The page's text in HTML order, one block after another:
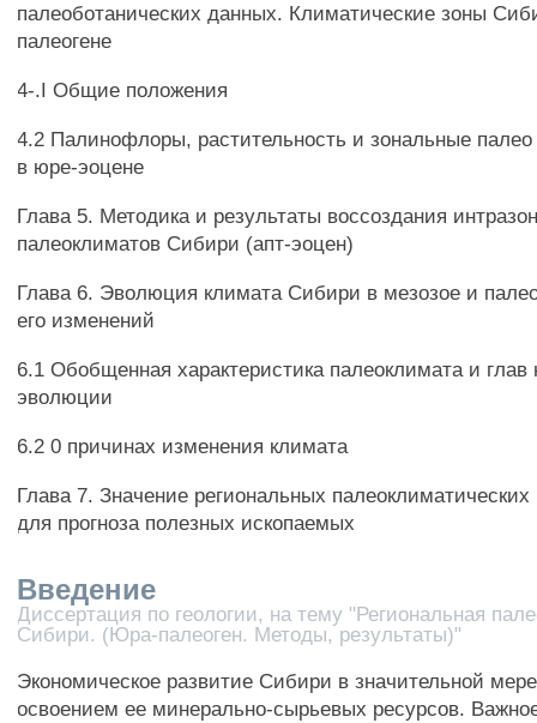
палеоботанических данных. Климатические зоны
палеогене
4-.I Общие положения
4.2 Палинофлоры, растительность и зональные
в юре-эоцене
Глава 5. Методика и результаты воссоздания
палеоклиматов Сибири (апт-эоцен)
Глава 6. Эволюция климата Сибири в мезозое и
его изменений
6.1 Обобщенная характеристика палеоклимата и глав
эволюции
6.2 0 причинах изменения климата
Глава 7. Значение региональных палеоклиматических
для прогноза полезных ископаемых
Введение
Диссертация по геологии, на тему "Региональная
Сибири. (Юра-палеоген. Методы, результаты)"
Экономическое развитие Сибири в значительной
освоением ее минерально-сырьевых ресурсов.